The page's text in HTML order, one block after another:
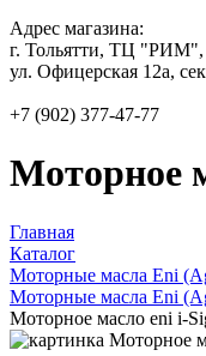
Адрес магазина:
г. Тольятти, ТЦ "РИМ",
ул. Офицерская 12а,
+7 (902) 377-47-77
Моторное
Главная
Каталог
Моторные масла Eni
Моторные масла Eni
Моторное масло eni i-